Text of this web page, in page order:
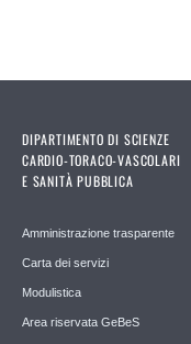
DIPARTIMENTO DI SCIENZE
CARDIO-TORACO-VASCOLARI
E SANITÀ PUBBLICA
Amministrazione trasparente
Carta dei servizi
Modulistica
Area riservata GeBeS